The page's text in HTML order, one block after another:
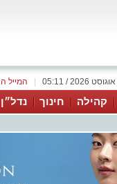
המייל
קהילה חינוך נדל״ן